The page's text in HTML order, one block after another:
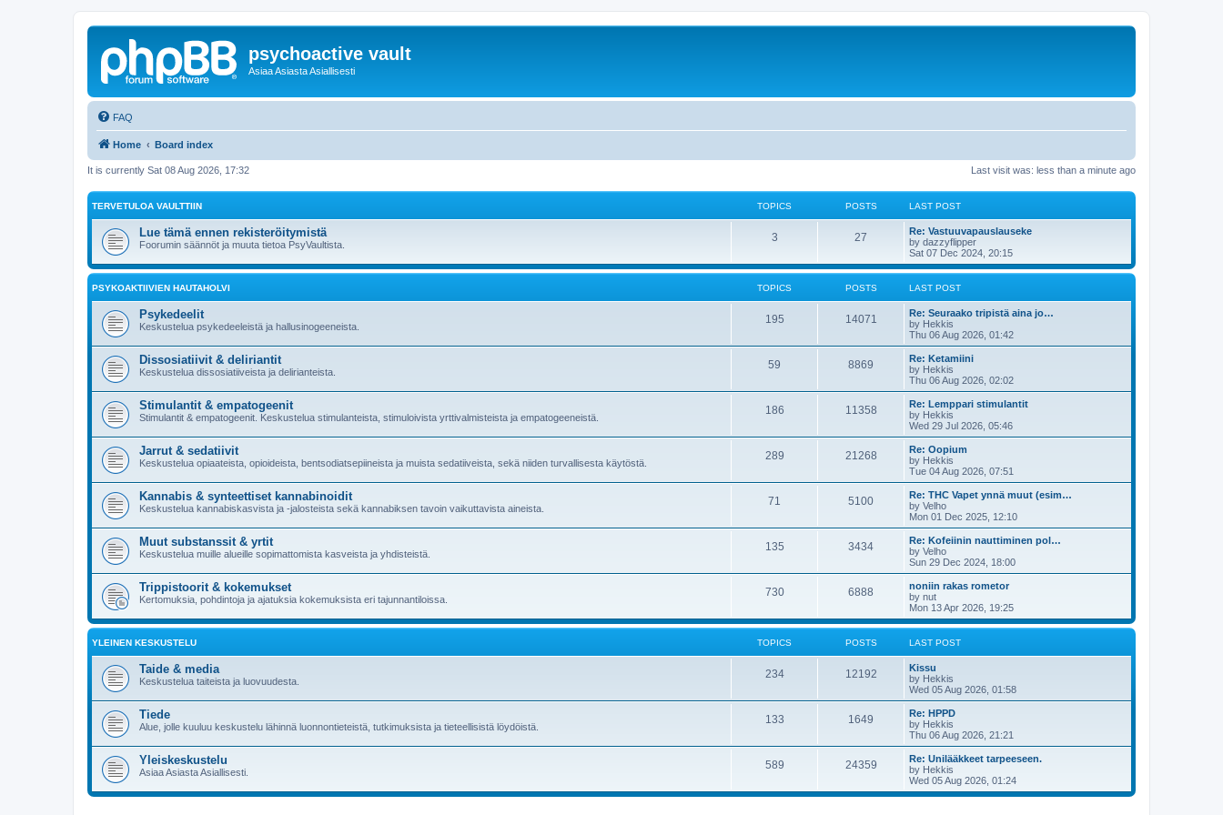
psychoactive vault
Asiaa Asiasta Asiallisesti
FAQ
Home Board index
Last visit was: less than a minute ago
It is currently Sat 08 Aug 2026, 17:32
TERVETULOA VAULTTIIN TOPICS POSTS LAST POST
Lue tämä ennen rekisteröitymistä
Foorumin säännöt ja muuta tietoa PsyVaultista.
3 27
Re: Vastuuvapauslauseke
by dazzyflipper
Sat 07 Dec 2024, 20:15
PSYKOAKTIIVIEN HAUTAHOLVI TOPICS POSTS LAST POST
Psykedeelit
Keskustelua psykedeeleistä ja hallusinogeeneista.
195 14071
Re: Seuraako tripistä aina jo…
by Hekkis
Thu 06 Aug 2026, 01:42
Dissosiatiivit & deliriantit
Keskustelua dissosiatiiveista ja delirianteista.
59 8869
Re: Ketamiini
by Hekkis
Thu 06 Aug 2026, 02:02
Stimulantit & empatogeenit
Stimulantit & empatogeenit. Keskustelua stimulanteista, stimuloivista yrttivalmisteista ja empatogeeneistä.
186 11358
Re: Lemppari stimulantit
by Hekkis
Wed 29 Jul 2026, 05:46
Jarrut & sedatiivit
Keskustelua opiaateista, opioideista, bentsodiatsepiineista ja muista sedatiiveista, sekä niiden turvallisesta käytöstä.
289 21268
Re: Oopium
by Hekkis
Tue 04 Aug 2026, 07:51
Kannabis & synteettiset kannabinoidit
Keskustelua kannabiskasvista ja -jalosteista sekä kannabiksen tavoin vaikuttavista aineista.
71 5100
Re: THC Vapet ynnä muut (esim…
by Velho
Mon 01 Dec 2025, 12:10
Muut substanssit & yrtit
Keskustelua muille alueille sopimattomista kasveista ja yhdisteistä.
135 3434
Re: Kofeiinin nauttiminen pol…
by Velho
Sun 29 Dec 2024, 18:00
Trippistoorit & kokemukset
Kertomuksia, pohdintoja ja ajatuksia kokemuksista eri tajunnantiloissa.
730 6888
noniin rakas rometor
by nut
Mon 13 Apr 2026, 19:25
YLEINEN KESKUSTELU TOPICS POSTS LAST POST
Taide & media
Keskustelua taiteista ja luovuudesta.
234 12192
Kissu
by Hekkis
Wed 05 Aug 2026, 01:58
Tiede
Alue, jolle kuuluu keskustelu lähinnä luonnontieteistä, tutkimuksista ja tieteellisistä löydöistä.
133 1649
Re: HPPD
by Hekkis
Thu 06 Aug 2026, 21:21
Yleiskeskustelu
Asiaa Asiasta Asiallisesti.
589 24359
Re: Unilääkkeet tarpeeseen.
by Hekkis
Wed 05 Aug 2026, 01:24